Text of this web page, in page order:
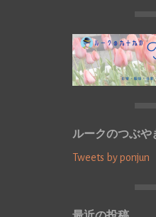
ルークのつぶや
Tweets by ponjun